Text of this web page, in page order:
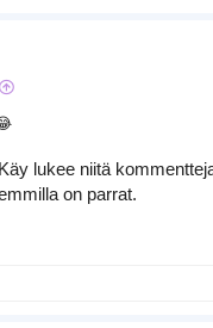
lukee niitä
on parrat.